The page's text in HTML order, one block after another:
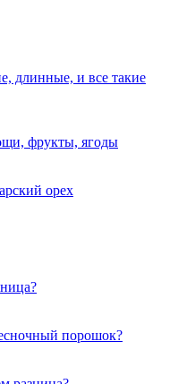
длинные, и все такие
фрукты, ягоды
орех
порошок?